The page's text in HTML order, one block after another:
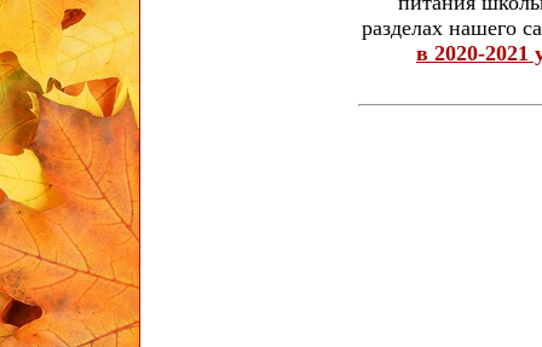
разделах нашего
в 2020-2021